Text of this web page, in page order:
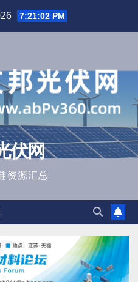
7:21:03 PM
伏网
资源汇总